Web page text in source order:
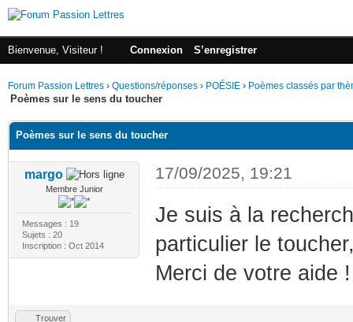
Bienvenue, Visiteur ! Connexion S’enregistrer
Forum Passion Lettres › Questions/réponses › POÉSIE › Poèmes classés par
Poèmes sur le sens du toucher
Poèmes sur le sens du toucher
margo
Membre Junior
Messages : 19
Sujets : 20
Inscription : Oct 2014
17/09/2025, 19:21
Je suis à la
particulier le
Merci de votre aide !
Trouver